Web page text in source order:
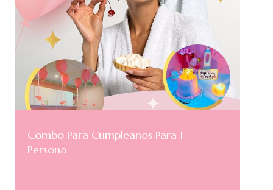
Combo Para Cumpleaños Para 1
Persona